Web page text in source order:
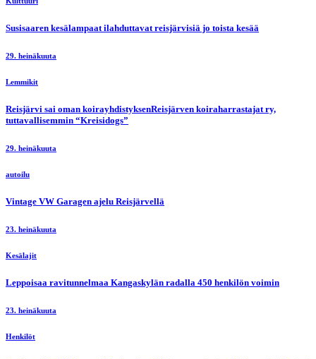
Susisaaren kesälampaat ilahduttavat reisjärvisiä jo toista kesää
29. heinäkuuta
Lemmikit
Reisjärvi sai oman koirayhdistyksenReisjärven koiraharrastajat ry,
tuttavallisemmin “Kreisidogs”
29. heinäkuuta
autoilu
Vintage VW Garagen ajelu Reisjärvellä
23. heinäkuuta
Kesälajit
Leppoisaa ravitunnelmaa Kangaskylän radalla 450 henkilön voimin
23. heinäkuuta
Henkilöt